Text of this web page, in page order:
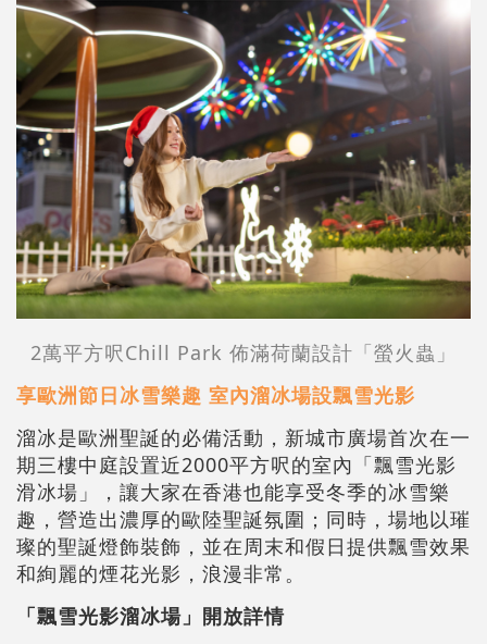
2萬平方呎Chill Park 佈滿荷蘭設計「螢火蟲」
享歐洲節日冰雪樂趣 室內溜冰場設飄雪光影
溜冰是歐洲聖誕的必備活動，新城市廣場首次在一
期三樓中庭設置近2000平方呎的室內「飄雪光影
滑冰場」，讓大家在香港也能享受冬季的冰雪樂
趣，營造出濃厚的歐陸聖誕氛圍；同時，場地以璀
璨的聖誕燈飾裝飾，並在周末和假日提供飄雪效果
和絢麗的煙花光影，浪漫非常。
「飄雪光影溜冰場」開放詳情